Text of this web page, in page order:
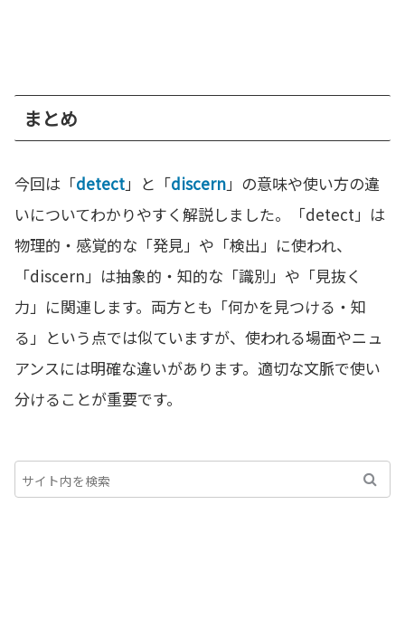
まとめ
今回は「detect」と「discern」の意味や使い方の違
いについてわかりやすく解説しました。「detect」は
物理的・感覚的な「発見」や「検出」に使われ、
「discern」は抽象的・知的な「識別」や「見抜く
力」に関連します。両方とも「何かを見つける・知
る」という点では似ていますが、使われる場面やニュ
アンスには明確な違いがあります。適切な文脈で使い
分けることが重要です。